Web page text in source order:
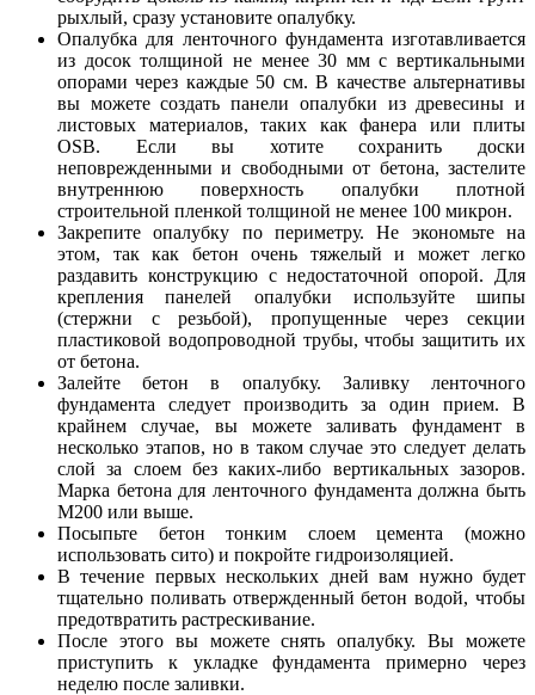
рыхлый, сразу установите опалубку.
Опалубка для ленточного фундамента изготавливается
из досок толщиной не менее 30 мм с вертикальными
опорами через каждые 50 см. В качестве альтернативы
вы можете создать панели опалубки из древесины и
листовых материалов, таких как фанера или плиты
OSB. Если вы хотите сохранить доски
неповрежденными и свободными от бетона, застелите
внутреннюю поверхность опалубки плотной
строительной пленкой толщиной не менее 100 микрон.
Закрепите опалубку по периметру. Не экономьте на
этом, так как бетон очень тяжелый и может легко
раздавить конструкцию с недостаточной опорой. Для
крепления панелей опалубки используйте шипы
(стержни с резьбой), пропущенные через секции
пластиковой водопроводной трубы, чтобы защитить их
от бетона.
Залейте бетон в опалубку. Заливку ленточного
фундамента следует производить за один прием. В
крайнем случае, вы можете заливать фундамент в
несколько этапов, но в таком случае это следует делать
слой за слоем без каких-либо вертикальных зазоров.
Марка бетона для ленточного фундамента должна быть
М200 или выше.
Посыпьте бетон тонким слоем цемента (можно
использовать сито) и покройте гидроизоляцией.
В течение первых нескольких дней вам нужно будет
тщательно поливать отвержденный бетон водой, чтобы
предотвратить растрескивание.
После этого вы можете снять опалубку. Вы можете
приступить к укладке фундамента примерно через
неделю после заливки.